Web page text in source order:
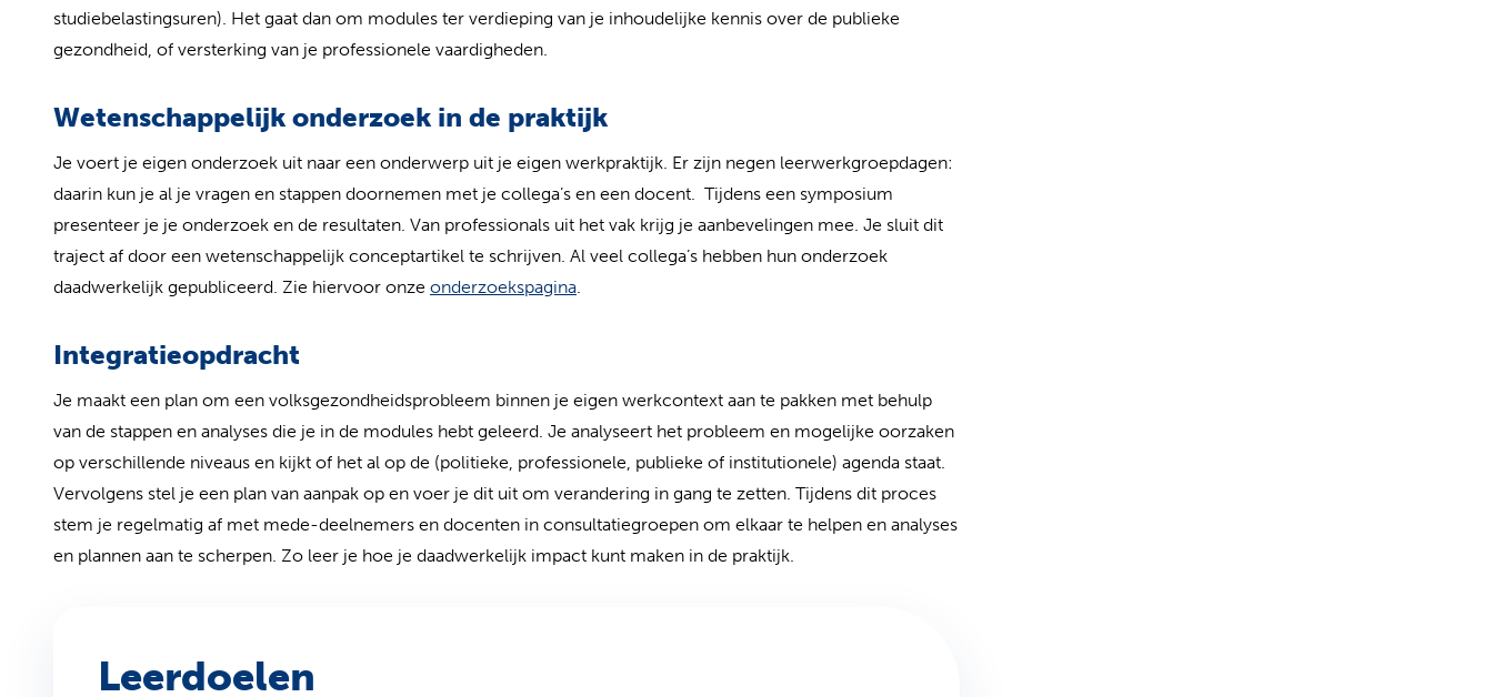
studiebelastingsuren). Het gaat dan om modules ter verdieping van je inhoudelijke kennis over de publieke
gezondheid, of versterking van je professionele vaardigheden.
Wetenschappelijk onderzoek in de praktijk
Je voert je eigen onderzoek uit naar een onderwerp uit je eigen werkpraktijk. Er zijn negen leerwerkgroepdagen:
daarin kun je al je vragen en stappen doornemen met je collega’s en een docent. Tijdens een symposium
presenteer je je onderzoek en de resultaten. Van professionals uit het vak krijg je aanbevelingen mee. Je sluit dit
traject af door een wetenschappelijk conceptartikel te schrijven. Al veel collega’s hebben hun onderzoek
daadwerkelijk gepubliceerd. Zie hiervoor onze onderzoekspagina(opent in nieuw tabblad)
.
Integratieopdracht
Je maakt een plan om een volksgezondheidsprobleem binnen je eigen werkcontext aan te pakken met behulp
van de stappen en analyses die je in de modules hebt geleerd. Je analyseert het probleem en mogelijke oorzaken
op verschillende niveaus en kijkt of het al op de (politieke, professionele, publieke of institutionele) agenda staat.
Vervolgens stel je een plan van aanpak op en voer je dit uit om verandering in gang te zetten. Tijdens dit proces
stem je regelmatig af met mede-deelnemers en docenten in consultatiegroepen om elkaar te helpen en analyses
en plannen aan te scherpen. Zo leer je hoe je daadwerkelijk impact kunt maken in de praktijk.
Leerdoelen